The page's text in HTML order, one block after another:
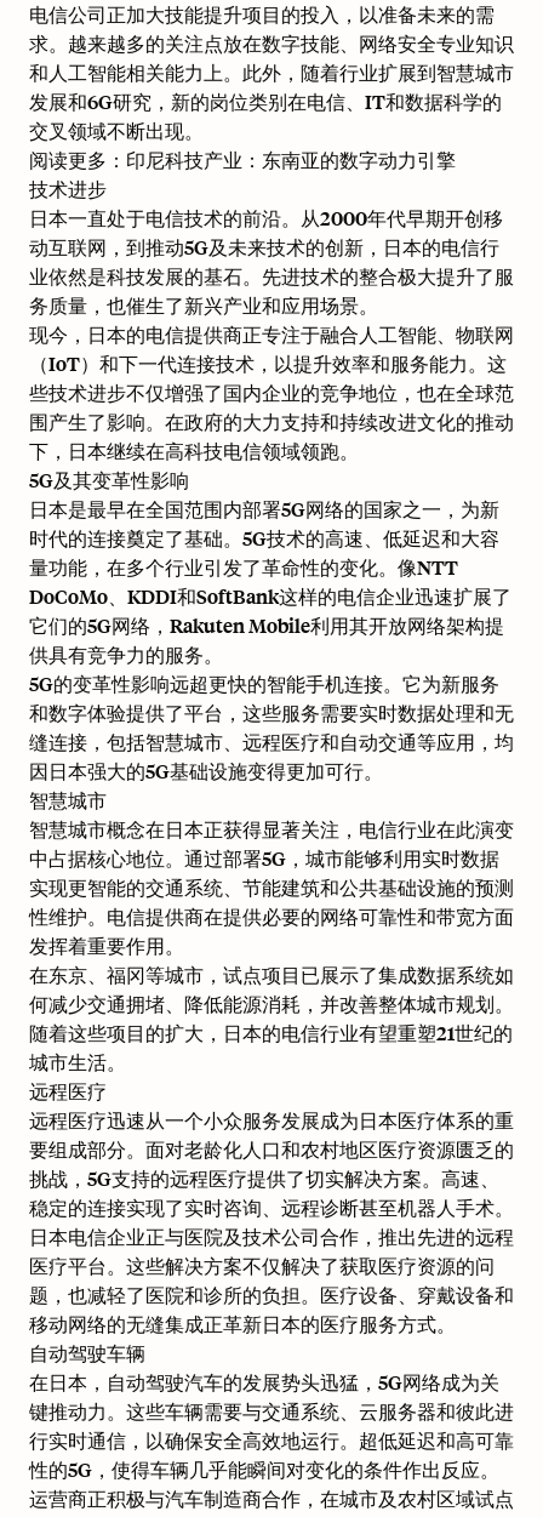
电信公司正加大技能提升项目的投入，以准备未来的需
求。越来越多的关注点放在数字技能、网络安全专业知识
和人工智能相关能力上。此外，随着行业扩展到智慧城市
发展和6G研究，新的岗位类别在电信、IT和数据科学的
交叉领域不断出现。
阅读更多： 印尼科技产业：东南亚的数字动力引擎
技术进步
日本一直处于电信技术的前沿。从2000年代早期开创移
动互联网，到推动5G及未来技术的创新，日本的电信行
业依然是科技发展的基石。先进技术的整合极大提升了服
务质量，也催生了新兴产业和应用场景。
现今，日本的电信提供商正专注于融合人工智能、物联网
（IoT）和下一代连接技术，以提升效率和服务能力。这
些技术进步不仅增强了国内企业的竞争地位，也在全球范
围产生了影响。在政府的大力支持和持续改进文化的推动
下，日本继续在高科技电信领域领跑。
5G及其变革性影响
日本是最早在全国范围内部署5G网络的国家之一，为新
时代的连接奠定了基础。5G技术的高速、低延迟和大容
量功能，在多个行业引发了革命性的变化。像NTT
DoCoMo、KDDI和SoftBank这样的电信企业迅速扩展了
它们的5G网络，Rakuten Mobile利用其开放网络架构提
供具有竞争力的服务。
5G的变革性影响远超更快的智能手机连接。它为新服务
和数字体验提供了平台，这些服务需要实时数据处理和无
缝连接，包括智慧城市、远程医疗和自动交通等应用，均
因日本强大的5G基础设施变得更加可行。
智慧城市
智慧城市概念在日本正获得显著关注，电信行业在此演变
中占据核心地位。通过部署5G，城市能够利用实时数据
实现更智能的交通系统、节能建筑和公共基础设施的预测
性维护。电信提供商在提供必要的网络可靠性和带宽方面
发挥着重要作用。
在东京、福冈等城市，试点项目已展示了集成数据系统如
何减少交通拥堵、降低能源消耗，并改善整体城市规划。
随着这些项目的扩大，日本的电信行业有望重塑21世纪的
城市生活。
远程医疗
远程医疗迅速从一个小众服务发展成为日本医疗体系的重
要组成部分。面对老龄化人口和农村地区医疗资源匮乏的
挑战，5G支持的远程医疗提供了切实解决方案。高速、
稳定的连接实现了实时咨询、远程诊断甚至机器人手术。
日本电信企业正与医院及技术公司合作，推出先进的远程
医疗平台。这些解决方案不仅解决了获取医疗资源的问
题，也减轻了医院和诊所的负担。医疗设备、穿戴设备和
移动网络的无缝集成正革新日本的医疗服务方式。
自动驾驶车辆
在日本，自动驾驶汽车的发展势头迅猛，5G网络成为关
键推动力。这些车辆需要与交通系统、云服务器和彼此进
行实时通信，以确保安全高效地运行。超低延迟和高可靠
性的5G，使得车辆几乎能瞬间对变化的条件作出反应。
运营商正积极与汽车制造商合作，在城市及农村区域试点